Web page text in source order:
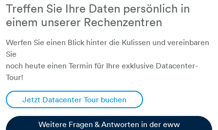
Treffen Sie Ihre Daten persönlich in
einem unserer Rechenzentren
Werfen Sie einen Blick hinter die Kulissen und vereinbaren
Sie
​​​​​​​noch heute einen Termin für Ihre exklusive Datacenter-
Tour!
Jetzt Datacenter Tour buchen​​​​​​​​​​​​​​
Weitere Fragen & Antworten in der eww